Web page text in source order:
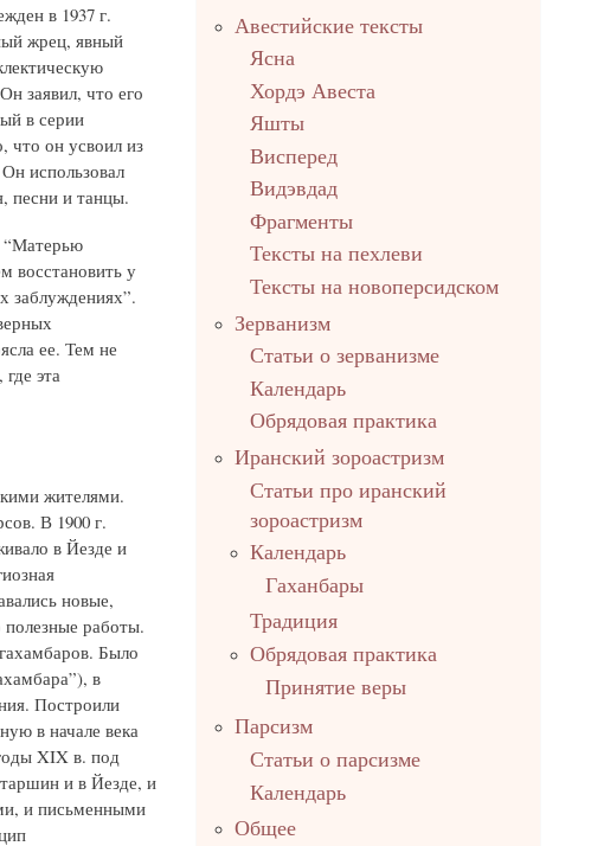
в 1937 г.
жрец, явный
заявил, что его
в серии
что он усвоил из
использовал
песни и танцы.
“Матерью
восстановить у
заблуждениях”.
ее. Тем не
эта
жителями.
В 1900 г.
в Йезде и
новые,
работы.
Было
в
Построили
в начале века
XIX в. под
и в Йезде, и
и письменными
столбец
Авестийские тексты
Ясна
Хордэ Авеста
Яшты
Висперед
Видэвдад
Фрагменты
Тексты на пехлеви
Тексты на новоперсидском
Зерванизм
Статьи о зерванизме
Календарь
Обрядовая практика
Иранский зороастризм
Статьи про иранский
зороастризм
Календарь
Гаханбары
Традиция
Обрядовая практика
Принятие веры
Парсизм
Статьи о парсизме
Календарь
Общее